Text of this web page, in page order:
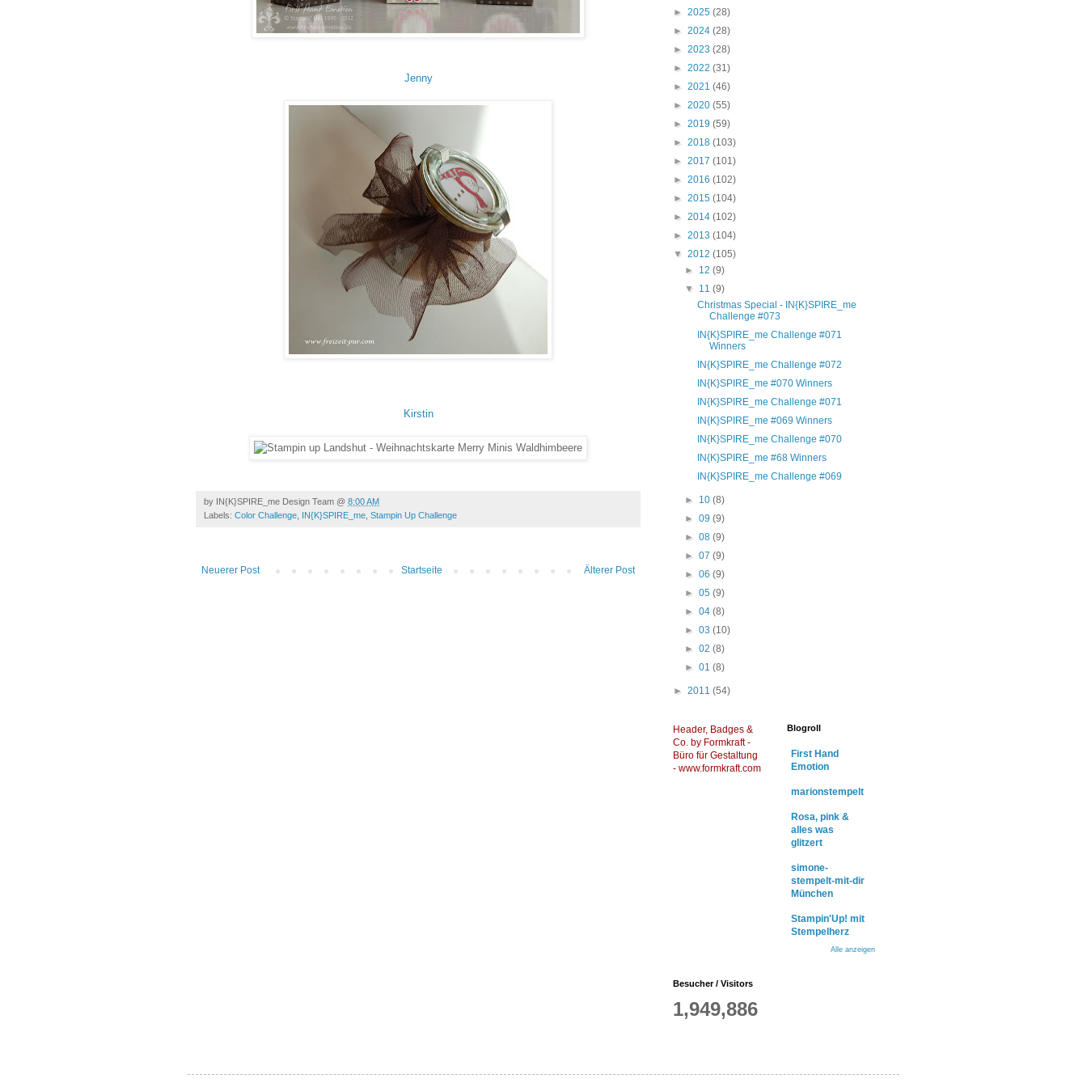
Jenny
Kirstin
by IN{K}SPIRE_me Design Team @ 8:00 AM
Labels: Color Challenge IN{K}SPIRE_me Stampin Up Challenge
Neuerer Post Älterer Post
Startseite
► 2025 (28)
► 2024 (28)
► 2023 (28)
► 2022 (31)
► 2021 (46)
► 2020 (55)
► 2019 (59)
► 2018 (103)
► 2017 (101)
► 2016 (102)
► 2015 (104)
► 2014 (102)
► 2013 (104)
▼ 2012 (105)
► 12(9)
▼ 11(9)
Christmas Special - IN{K}SPIRE_me
Challenge #073
IN{K}SPIRE_me Challenge #071
Winners
IN{K}SPIRE_me Challenge #072
IN{K}SPIRE_me #070 Winners
IN{K}SPIRE_me Challenge #071
IN{K}SPIRE_me #069 Winners
IN{K}SPIRE_me Challenge #070
IN{K}SPIRE_me #68 Winners
IN{K}SPIRE_me Challenge #069
► 10(8)
►09(9)
►08(9)
►07(9)
►06(9)
►05(9)
►04(8)
►03(10)
►02(8)
►01(8)
► 2011 (54)
Header, Badges &
Co. by Formkraft -
Büro für Gestaltung
- www.formkraft.com
Blogroll
First Hand
Emotion
marionstempelt
Rosa, pink &
alles was
glitzert
simone-
stempelt-mit-dir
München
Stampin'Up! mit
Stempelherz
Alle anzeigen
Besucher / Visitors
1,949,886